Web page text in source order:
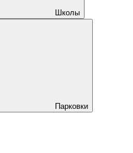
Школы
Парковки